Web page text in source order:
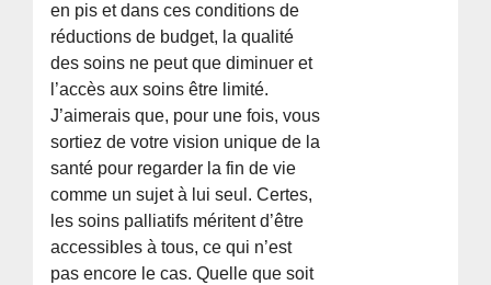
en pis et dans ces conditions de
réductions de budget, la qualité
des soins ne peut que diminuer et
l’accès aux soins être limité.
J’aimerais que, pour une fois, vous
sortiez de votre vision unique de la
santé pour regarder la fin de vie
comme un sujet à lui seul. Certes,
les soins palliatifs méritent d’être
accessibles à tous, ce qui n’est
pas encore le cas. Quelle que soit